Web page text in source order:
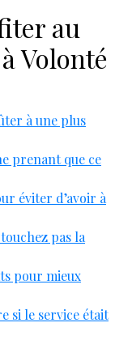
au
Volonté
à une plus
prenant que ce
éviter d’avoir à
pas la
pour mieux
si le service était